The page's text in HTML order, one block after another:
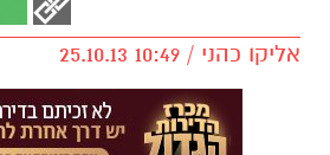
אליקו כהני / 10:49 25.10.13